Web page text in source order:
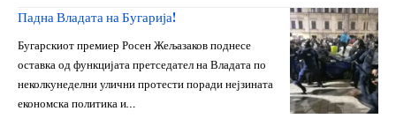
Падна Владата на Бугарија!
Бугарскиот премиер Росен Жељазаков поднесе
оставка од функцијата претседател на Владата по
неколкунеделни улични протести поради нејзината
економска политика и…